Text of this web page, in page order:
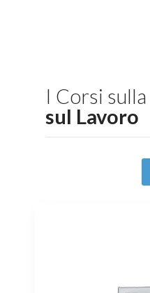
I Corsi sulla
sul Lavoro